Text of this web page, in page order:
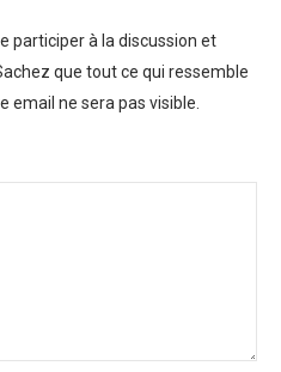
participer à la discussion et
que tout ce qui ressemble
email ne sera pas visible.